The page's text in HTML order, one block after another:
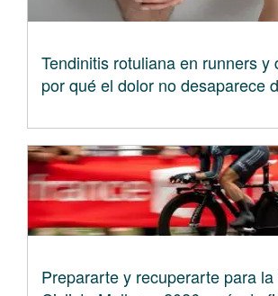
Tendinitis rotuliana en runners y
por qué el dolor no desaparece
Prepararte y recuperarte para